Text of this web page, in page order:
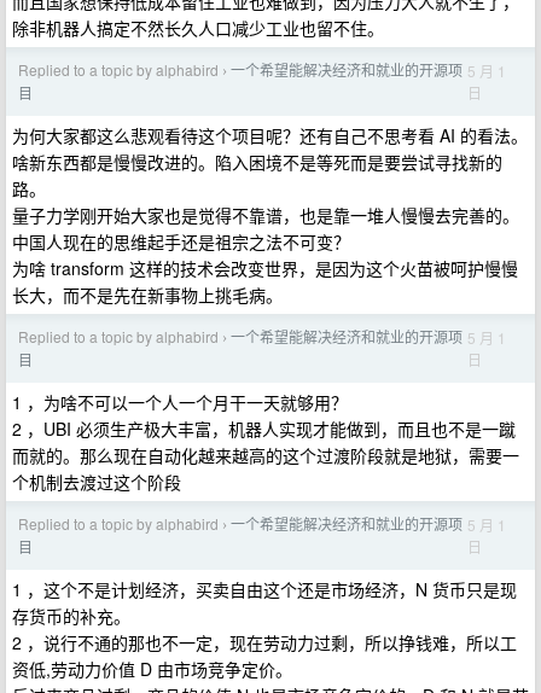
除非机器人搞定不然长久人口减少工业也留不住。
Replied to a topic by alphabird › 一个希望能解决经济和就业的开源项
目
5 月 1
日
为何大家都这么悲观看待这个项目呢？还有自己不思考看 AI 的看法。
啥新东西都是慢慢改进的。陷入困境不是等死而是要尝试寻找新的
路。
量子力学刚开始大家也是觉得不靠谱，也是靠一堆人慢慢去完善的。
中国人现在的思维起手还是祖宗之法不可变？
为啥 transform 这样的技术会改变世界，是因为这个火苗被呵护慢慢
长大，而不是先在新事物上挑毛病。
Replied to a topic by alphabird › 一个希望能解决经济和就业的开源项
目
5 月 1
日
1 ，为啥不可以一个人一个月干一天就够用？
2 ，UBI 必须生产极大丰富，机器人实现才能做到，而且也不是一蹴
而就的。那么现在自动化越来越高的这个过渡阶段就是地狱，需要一
个机制去渡过这个阶段
Replied to a topic by alphabird › 一个希望能解决经济和就业的开源项
目
5 月 1
日
1 ，这个不是计划经济，买卖自由这个还是市场经济，N 货币只是现
存货币的补充。
2 ，说行不通的那也不一定，现在劳动力过剩，所以挣钱难，所以工
资低,劳动力价值 D 由市场竞争定价。